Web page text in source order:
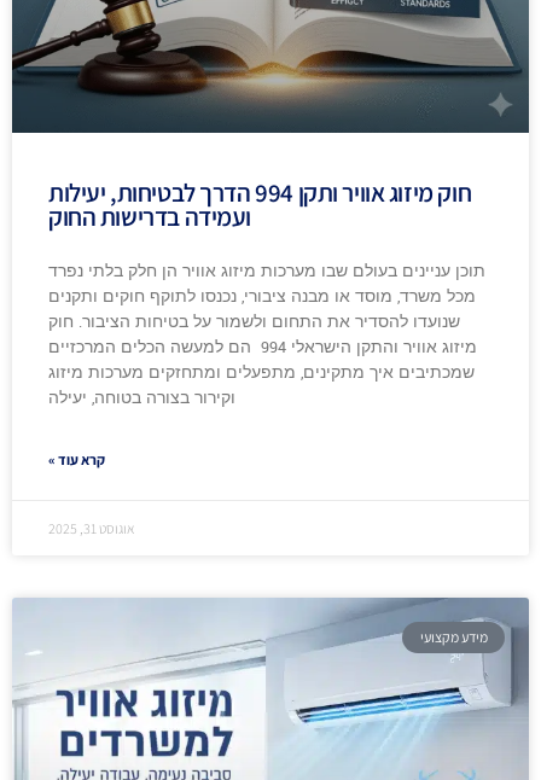
חוק מיזוג אוויר ותקן 994 הדרך לבטיחות, יעילות
ועמידה בדרישות החוק
תוכן עניינים בעולם שבו מערכות מיזוג אוויר הן חלק בלתי נפרד
מכל משרד, מוסד או מבנה ציבורי, נכנסו לתוקף חוקים ותקנים
שנועדו להסדיר את התחום ולשמור על בטיחות הציבור. חוק
מיזוג אוויר והתקן הישראלי 994 הם למעשה הכלים המרכזיים
שמכתיבים איך מתקינים, מתפעלים ומתחזקים מערכות מיזוג
וקירור בצורה בטוחה, יעילה
קרא עוד »
אוגוסט 31, 2025
מידע מקצועי